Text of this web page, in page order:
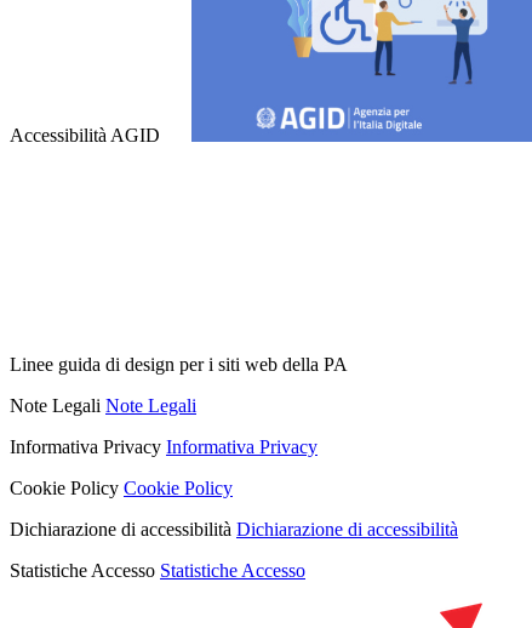
Accessibilità AGID
Linee guida di design per i siti web della PA
Note Legali Note Legali
Informativa Privacy Informativa Privacy
Cookie Policy Cookie Policy
Dichiarazione di accessibilità Dichiarazione di accessibilità
Statistiche Accesso Statistiche Accesso